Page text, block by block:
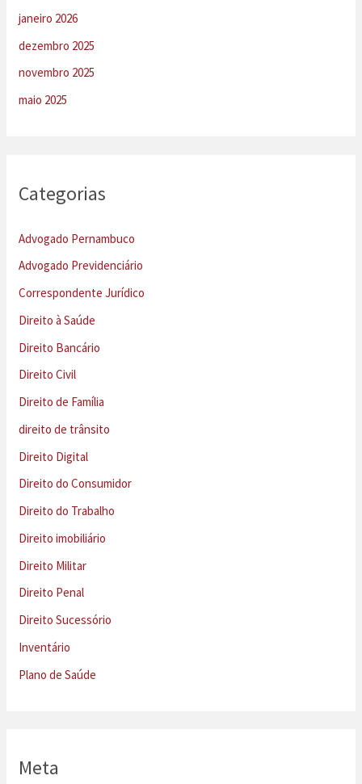
janeiro 2026
dezembro 2025
novembro 2025
maio 2025
Categorias
Advogado Pernambuco
Advogado Previdenciário
Correspondente Jurídico
Direito à Saúde
Direito Bancário
Direito Civil
Direito de Família
direito de trânsito
Direito Digital
Direito do Consumidor
Direito do Trabalho
Direito imobiliário
Direito Militar
Direito Penal
Direito Sucessório
Inventário
Plano de Saúde
Meta